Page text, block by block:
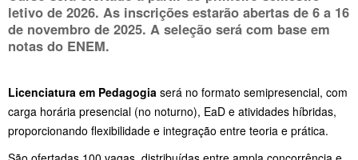
letivo de 2026. As inscrições estarão abertas de 6 a 16
de novembro de 2025. A seleção será com base em
notas do ENEM.
Licenciatura em Pedagogia será no formato semipresencial, com
carga horária presencial (no noturno), EaD e atividades híbridas,
proporcionando flexibilidade e integração entre teoria e prática.